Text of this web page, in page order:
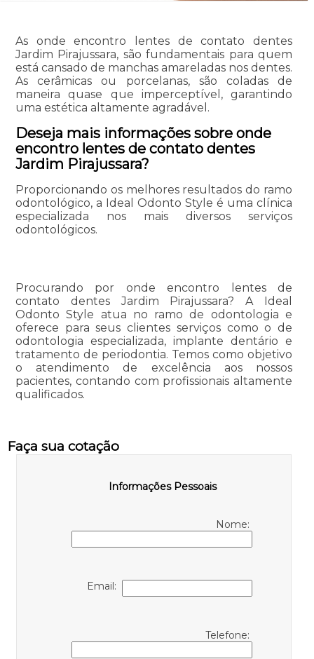
As onde encontro lentes de contato dentes
Jardim Pirajussara, são fundamentais para quem
está cansado de manchas amareladas nos dentes.
As cerâmicas ou porcelanas, são coladas de
maneira quase que imperceptível, garantindo
uma estética altamente agradável.
Deseja mais informações sobre onde
encontro lentes de contato dentes
Jardim Pirajussara?
Proporcionando os melhores resultados do ramo
odontológico, a Ideal Odonto Style é uma clínica
especializada nos mais diversos serviços
odontológicos.
Procurando por onde encontro lentes de
contato dentes Jardim Pirajussara? A Ideal
Odonto Style atua no ramo de odontologia e
oferece para seus clientes serviços como o de
odontologia especializada, implante dentário e
tratamento de periodontia. Temos como objetivo
o atendimento de excelência aos nossos
pacientes, contando com profissionais altamente
qualificados.
Faça sua cotação
Informações Pessoais
Nome:
Email:
Telefone: